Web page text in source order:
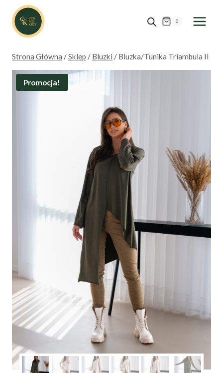
Przejdź
treści
0
Strona Główna /Sklep / Bluzki / Bluzka/Tunika Triambula II
Promocja!